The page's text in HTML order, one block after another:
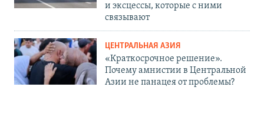
и эксцессы, которые с ними
связывают
ЦЕНТРАЛЬНАЯ АЗИЯ
«Краткосрочное решение».
Почему амнистии в Центральной
Азии не панацея от проблемы?